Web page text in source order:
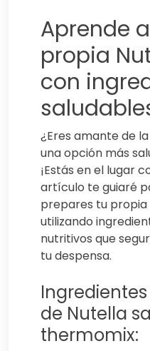
Aprende
propia
con
¿Eres amante de
una opción más
¡Estás en el lugar
artículo te guiaré
prepares tu propia
utilizando
nutritivos que
tu despensa.
de Nutella
thermomix: